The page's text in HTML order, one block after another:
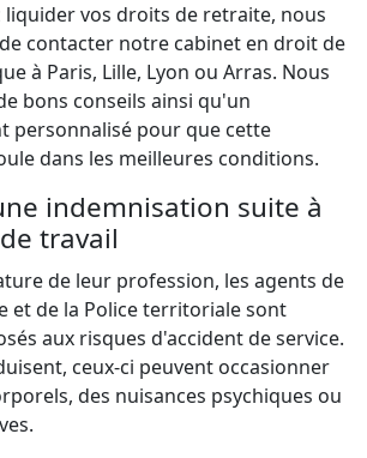
liquider vos droits de retraite, nous
contacter notre cabinet en droit de
à Paris, Lille, Lyon ou Arras. Nous
bons conseils ainsi qu'un
personnalisé pour que cette
dans les meilleures conditions.
indemnisation suite à
travail
de leur profession, les agents de
et de la Police territoriale sont
aux risques d'accident de service.
ceux-ci peuvent occasionner
des nuisances psychiques ou